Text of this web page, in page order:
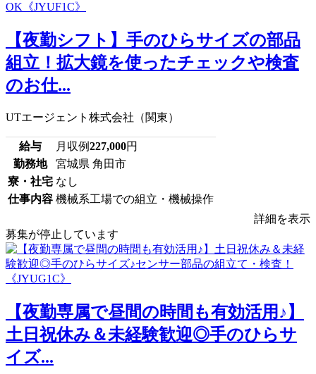
【夜勤シフト】手のひらサイズの部品
組立！拡大鏡を使ったチェックや検査
のお仕...
UTエージェント株式会社（関東）
給与 月収例227,000円
勤務地
宮城県 角田市
寮・社宅 なし
仕事内容 機械系工場での組立・機械操作
詳細を表示
募集が停止しています
【夜勤専属で昼間の時間も有効活用♪】
土日祝休み＆未経験歓迎◎手のひらサ
イズ...